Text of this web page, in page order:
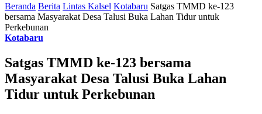
Beranda Berita Lintas Kalsel Kotabaru Satgas TMMD ke-123
bersama Masyarakat Desa Talusi Buka Lahan Tidur untuk
Perkebunan
Kotabaru
Satgas TMMD ke-123 bersama
Masyarakat Desa Talusi Buka Lahan
Tidur untuk Perkebunan